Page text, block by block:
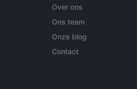
Over ons
Ons team
Onze blog
Contact